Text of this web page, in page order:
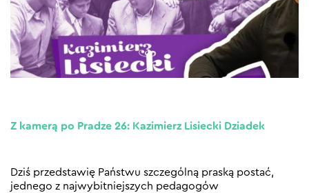
Z kamerą po Pradze 26: Kazimierz Lisiecki Dziadek
Dziś przedstawię Państwu szczególną praską postać,
jednego z najwybitniejszych pedagogów